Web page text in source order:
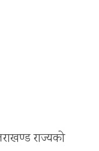
राज्यको